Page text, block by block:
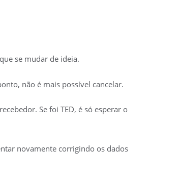
se mudar de ideia.
não é mais possível cancelar.
Se foi TED, é só esperar o
novamente corrigindo os dados